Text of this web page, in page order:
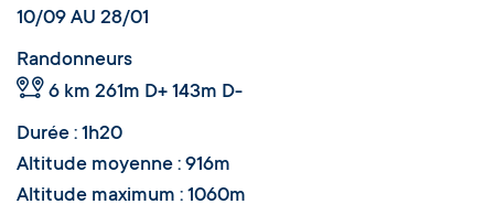
10/09 AU 28/01
Randonneurs
6 km 261m D+ 143m D-
Durée : 1h20
Altitude moyenne : 916m
Altitude maximum : 1060m